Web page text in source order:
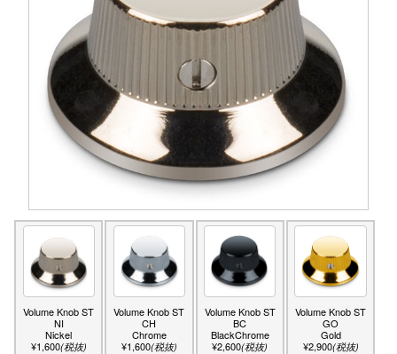
Volume Knob ST
NI
Nickel
¥1,600(税抜)
Volume Knob ST
CH
Chrome
¥1,600(税抜)
Volume Knob ST
BC
BlackChrome
¥2,600(税抜)
Volume Knob ST
GO
Gold
¥2,900(税抜)